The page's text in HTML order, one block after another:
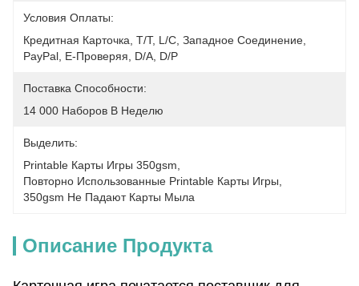
Условия Оплаты:
Кредитная Карточка, T/T, L/C, Западное Соединение,
PayPal, E-Проверяя, D/A, D/P
Поставка Способности:
14 000 Наборов В Неделю
Выделить:
Printable Карты Игры 350gsm
Повторно Использованные Printable Карты Игры
350gsm Не Падают Карты Мыла
Описание Продукта